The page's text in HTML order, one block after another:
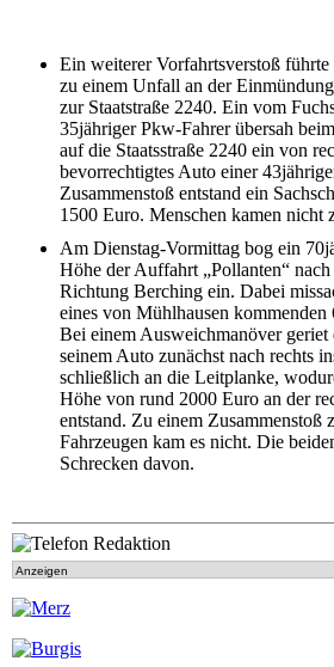
Ein weiterer Vorfahrtsverstoß führte
zu einem Unfall an der
zur Staatstraße 2240. Ein vom
35jähriger Pkw-Fahrer übersah
auf die Staatsstraße 2240 ein von
bevorrechtigtes Auto einer
Zusammenstoß entstand ein
1500 Euro. Menschen kamen nicht
Am Dienstag-Vormittag bog ein
Höhe der Auffahrt „Pollanten“
Richtung Berching ein. Dabei
eines von Mühlhausen
Bei einem Ausweichmanöver
seinem Auto zunächst nach rechts
schließlich an die Leitplanke,
Höhe von rund 2000 Euro an der
entstand. Zu einem Zusammenstoß
Fahrzeugen kam es nicht. Die
Schrecken davon.
Anzeigen